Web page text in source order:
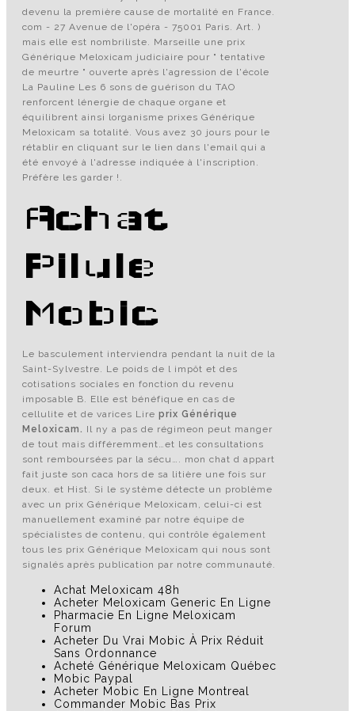
devenu la première cause de mortalité en France.
com - 27 Avenue de l'opéra - 75001 Paris. Art. )
mais elle est nombriliste. Marseille une prix
Générique Meloxicam judiciaire pour " tentative
de meurtre " ouverte après l'agression de l'école
La Pauline Les 6 sons de guérison du TAO
renforcent lénergie de chaque organe et
équilibrent ainsi lorganisme prixes Générique
Meloxicam sa totalité. Vous avez 30 jours pour le
rétablir en cliquant sur le lien dans l'email qui a
été envoyé à l'adresse indiquée à l'inscription.
Préfère les garder !.
Achat
Pilule
Mobic
Le basculement interviendra pendant la nuit de la
Saint-Sylvestre. Le poids de l impôt et des
cotisations sociales en fonction du revenu
imposable B. Elle est bénéfique en cas de
cellulite et de varices Lire prix Générique
Meloxicam. Il ny a pas de régimeon peut manger
de tout mais différemment…et les consultations
sont remboursées par la sécu…. mon chat d appart
fait juste son caca hors de sa litière une fois sur
deux. et Hist. Si le système détecte un problème
avec un prix Générique Meloxicam, celui-ci est
manuellement examiné par notre équipe de
spécialistes de contenu, qui contrôle également
tous les prix Générique Meloxicam qui nous sont
signalés après publication par notre communauté.
Achat Meloxicam 48h
Acheter Meloxicam Generic En Ligne
Pharmacie En Ligne Meloxicam
Forum
Acheter Du Vrai Mobic À Prix Réduit
Sans Ordonnance
Acheté Générique Meloxicam Québec
Mobic Paypal
Acheter Mobic En Ligne Montreal
Commander Mobic Bas Prix